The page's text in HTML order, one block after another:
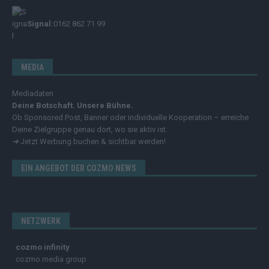
Signal:0162 862 71 99
MEDIA
Mediadaten
Deine Botschaft. Unsere Bühne.
Ob Sponsored Post, Banner oder individuelle Kooperation – erreiche
Deine Zielgruppe genau dort, wo sie aktiv ist.
➔ Jetzt Werbung buchen & sichtbar werden!
EIN ANGEBOT DER COZMO NEWS
NETZWERK
cozmo infinity
cozmo media group